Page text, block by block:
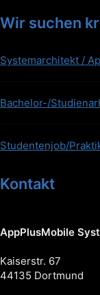
Wir suchen
Systemarchitekt /
Bachelor-/
Studentenjob/
Kontakt
AppPlusMobile
Kaiserstr. 67
44135 Dortmund